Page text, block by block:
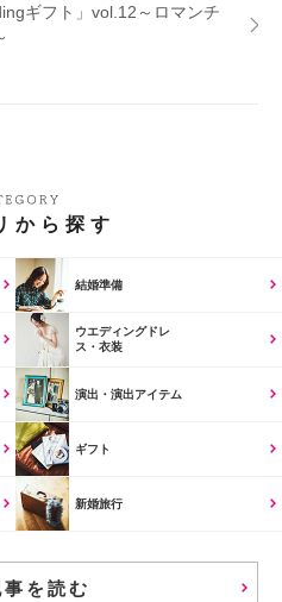
ギフト」vol.12～ロマンチ
から探す
結婚準備
ウエディングドレ
ス・衣装
演出・演出アイテム
ギフト
新婚旅行
を読む